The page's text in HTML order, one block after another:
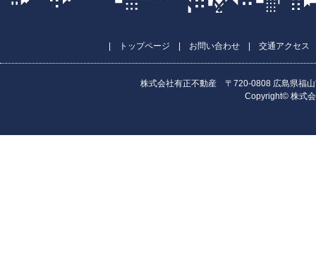
トップページ お問い合わせ 交通アクセス
株式会社有正不動産 〒720-0808 広島県福
Copyright© 株式